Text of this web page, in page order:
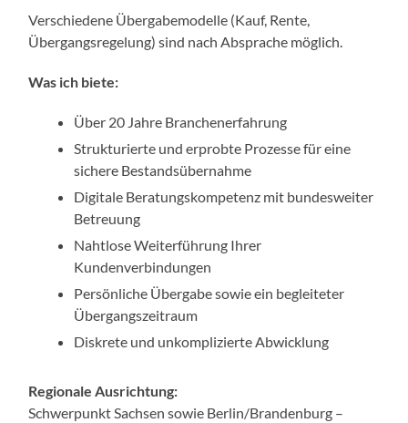
Verschiedene Übergabemodelle (Kauf, Rente,
Übergangsregelung) sind nach Absprache möglich.
Was ich biete:
Über 20 Jahre Branchenerfahrung
Strukturierte und erprobte Prozesse für eine
sichere Bestandsübernahme
Digitale Beratungskompetenz mit bundesweiter
Betreuung
Nahtlose Weiterführung Ihrer
Kundenverbindungen
Persönliche Übergabe sowie ein begleiteter
Übergangszeitraum
Diskrete und unkomplizierte Abwicklung
Regionale Ausrichtung:
Schwerpunkt Sachsen sowie Berlin/Brandenburg –